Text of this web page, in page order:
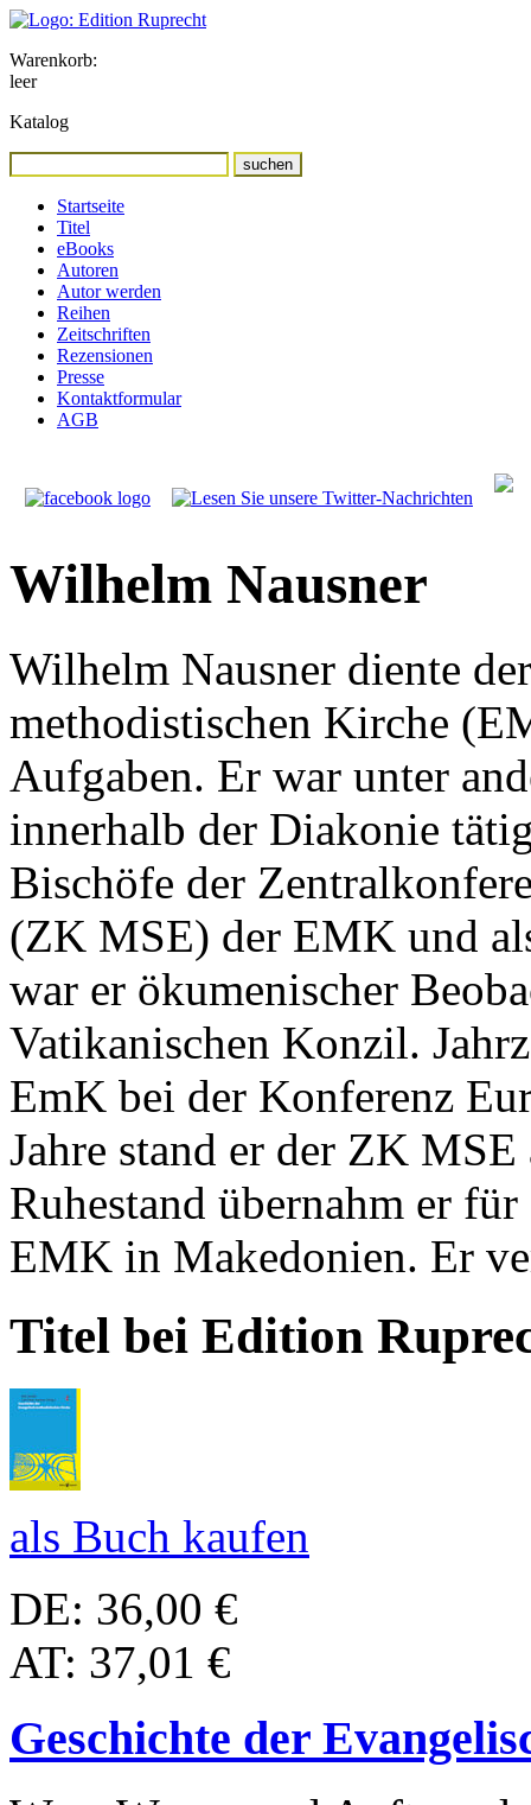
Warenkorb:
leer
Katalog
Startseite
Titel
eBooks
Autoren
Autor werden
Reihen
Zeitschriften
Rezensionen
Presse
Kontaktformular
AGB
Wilhelm Nausner
Wilhelm Nausner diente
methodistischen Kirche
Aufgaben. Er war unter
innerhalb der Diakonie
Bischöfe der
(ZK MSE) der EMK und
war er ökumenischer
Vatikanischen Konzil.
EmK bei der Konferenz
Jahre stand er der ZK
Ruhestand übernahm er
EMK in Makedonien. Er
Titel bei Edition
als Buch kaufen
DE: 36,00 €
AT: 37,01 €
Geschichte der